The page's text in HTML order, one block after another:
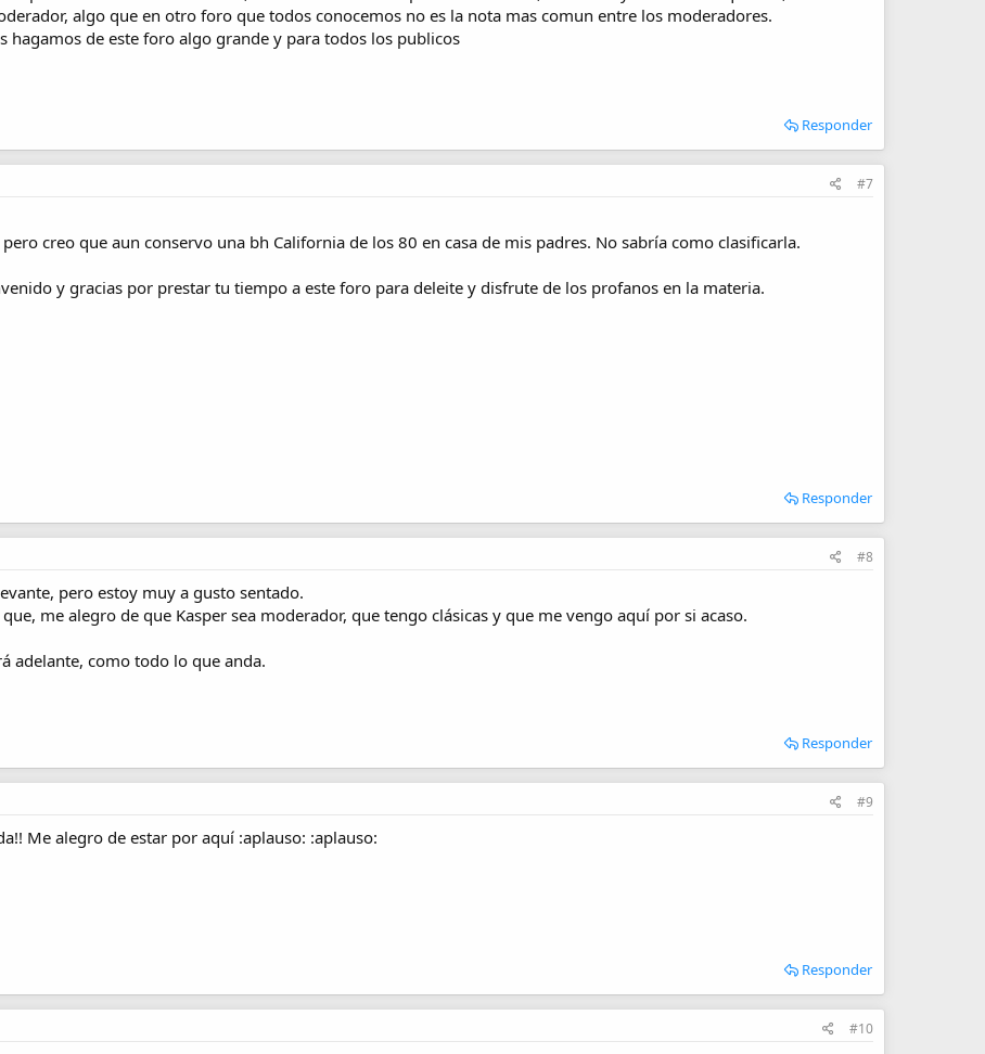
algo que en otro foro que todos conocemos no es la nota mas comun entre los moderadores.
hagamos de este foro algo grande y para todos los publicos
Responder
#7
creo que aun conservo una bh California de los 80 en casa de mis padres. No sabría como clasificarla.
y gracias por prestar tu tiempo a este foro para deleite y disfrute de los profanos en la materia.
Responder
#8
pero estoy muy a gusto sentado.
me alegro de que Kasper sea moderador, que tengo clásicas y que me vengo aquí por si acaso.
adelante, como todo lo que anda.
Responder
#9
Me alegro de estar por aquí :aplauso: :aplauso:
Responder
#10